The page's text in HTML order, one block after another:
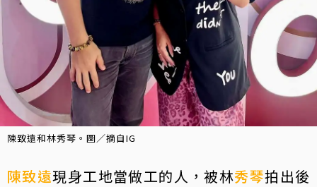
陳致遠和林秀琴。圖／摘自IG
陳致遠現身工地當做工的人，被林秀琴拍出後